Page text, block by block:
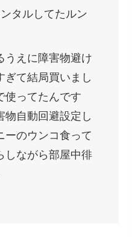
タルしてたルン
うえに障害物避け
ぎて結局買いまし
使ってたんです
物自動回避設定し
ーのウンコ食って
しながら部屋中徘